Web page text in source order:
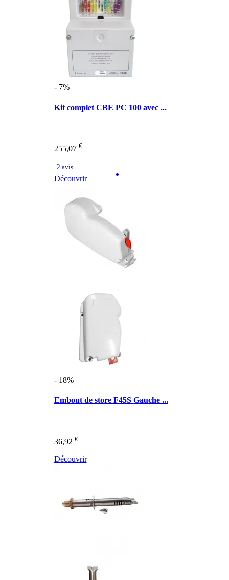
- 7%
Kit complet CBE PC 100 avec ...
255,07 €
2 avis
Découvrir
- 18%
Embout de store F45S Gauche ...
36,92 €
Découvrir